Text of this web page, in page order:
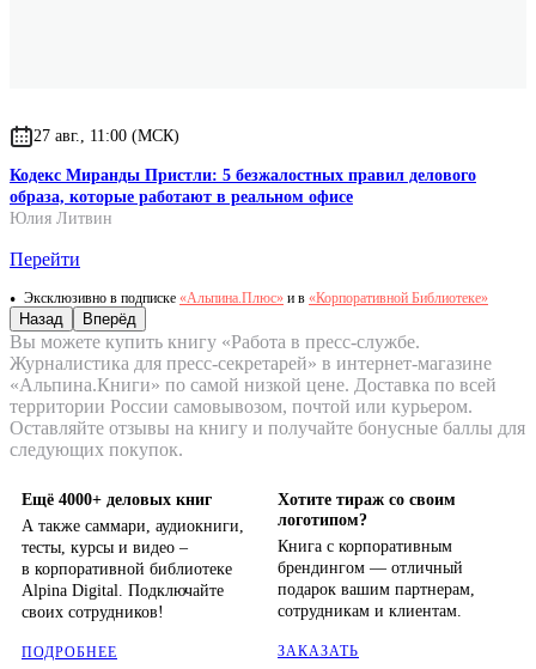
27 авг., 11:00 (МСК)
Кодекс Миранды Пристли: 5 безжалостных правил делового
образа, которые работают в реальном офисе
Юлия Литвин
Перейти
Эксклюзивно в подписке «Альпина.Плюс» и в «Корпоративной Библиотеке»
Назад Вперёд
Вы можете купить книгу «Работа в пресс-службе.
Журналистика для пресс-секретарей» в интернет-магазине
«Альпина.Книги» по самой низкой цене. Доставка по всей
территории России самовывозом, почтой или курьером.
Оставляйте отзывы на книгу и получайте бонусные баллы для
следующих покупок.
Ещё 4000+ деловых книг
А также саммари, аудиокниги,
тесты, курсы и видео –
в корпоративной библиотеке
Alpina Digital. Подключайте
своих сотрудников!
ПОДРОБНЕЕ
Хотите тираж со своим
логотипом?
Книга с корпоративным
брендингом — отличный
подарок вашим партнерам,
сотрудникам и клиентам.
ЗАКАЗАТЬ